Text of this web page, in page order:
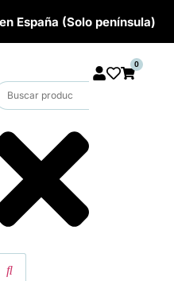
España (Solo península)
0